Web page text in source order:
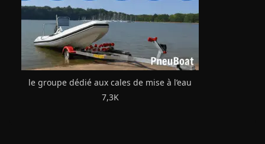
le groupe dédié aux cales de mise à l’eau
7,3K